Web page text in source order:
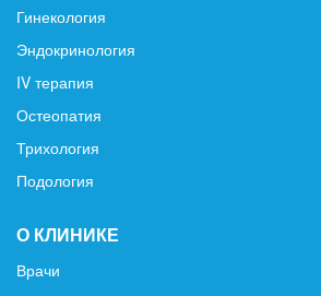
Гинекология
Эндокринология
IV терапия
Остеопатия
Трихология
Подология
О КЛИНИКЕ
Врачи